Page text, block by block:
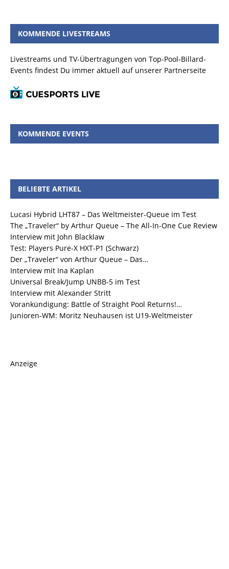
KOMMENDE LIVESTREAMS
Livestreams und TV-Übertragungen von Top-Pool-Billard-
Events findest Du immer aktuell auf unserer Partnerseite
KOMMENDE EVENTS
BELIEBTE ARTIKEL
Lucasi Hybrid LHT87 – Das Weltmeister-Queue im Test
The „Traveler“ by Arthur Queue – The All-In-One Cue Review
Interview mit John Blacklaw
Test: Players Pure-X HXT-P1 (Schwarz)
Der „Traveler“ von Arthur Queue – Das…
Interview mit Ina Kaplan
Universal Break/Jump UNBB-5 im Test
Interview mit Alexander Stritt
Vorankündigung: Battle of Straight Pool Returns!…
Junioren-WM: Moritz Neuhausen ist U19-Weltmeister
Anzeige